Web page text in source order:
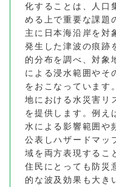
化することは、人口
める上で重要な課題
主に日本海沿岸を対
発生した津波の痕跡
的分布を調べ、対象
による浸水範囲やそ
をおこなっています
地における水災害リ
を提供します。例え
水による影響範囲や
公表しハザードマッ
域を両方表現するこ
住民にとっても防災
的な波及効果も大き